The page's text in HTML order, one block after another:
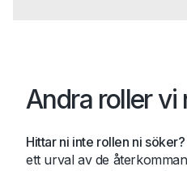
Andra roller vi
Hittar ni inte rollen ni söker?
ett urval av de